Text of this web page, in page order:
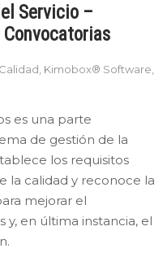
Servicio –
Kimobox® Software
es una parte
de gestión de la
los requisitos
la calidad y reconoce la
mejorar el
en última instancia, el